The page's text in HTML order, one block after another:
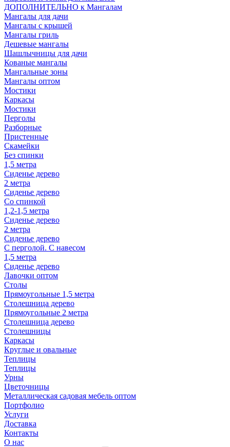
ДОПОЛНИТЕЛЬНО к Мангалам
Мангалы для дачи
Мангалы с крышей
Мангалы гриль
Дешевые мангалы
Шашлычницы для дачи
Кованые мангалы
Мангальные зоны
Мангалы оптом
Мостики
Каркасы
Мостики
Перголы
Разборные
Пристенные
Скамейки
Без спинки
1,5 метра
Сиденье дерево
2 метра
Сиденье дерево
Со спинкой
1,2-1,5 метра
Сиденье дерево
2 метра
Сиденье дерево
С перголой. С навесом
1,5 метра
Сиденье дерево
Лавочки оптом
Столы
Прямоугольные 1,5 метра
Столешница дерево
Прямоугольные 2 метра
Столешница дерево
Столешницы
Каркасы
Круглые и овальные
Теплицы
Теплицы
Урны
Цветочницы
Металлическая садовая мебель оптом
Портфолио
Услуги
Доставка
Контакты
О нас